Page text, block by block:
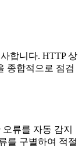
합니다. HTTP 상
종합적으로 점검
류를 자동 감지
를 구별하여 적절